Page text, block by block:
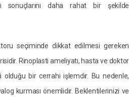
sonuçlarını daha rahat bir şekilde
seçiminde dikkat edilmesi gereken
Rinoplasti ameliyatı, hasta ve doktor
olduğu bir cerrahi işlemdir. Bu nedenle,
kurması önemlidir. Beklentilerinizi ve